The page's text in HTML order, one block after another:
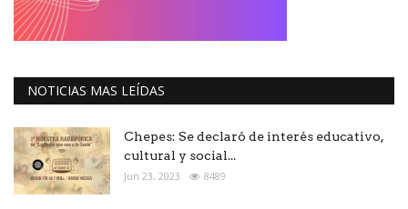
NOTICIAS MAS LEÍDAS
Chepes: Se declaró de interés educativo,
cultural y social...
Jun 23, 2023 8489